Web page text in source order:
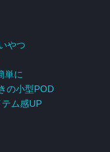
やつ
単に
の小型POD
ム感UP